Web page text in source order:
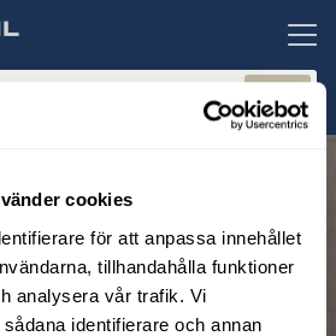
cookies
för att anpassa innehållet
tillhandahålla funktioner
analysera vår trafik. Vi
identifierare och annan
Sök